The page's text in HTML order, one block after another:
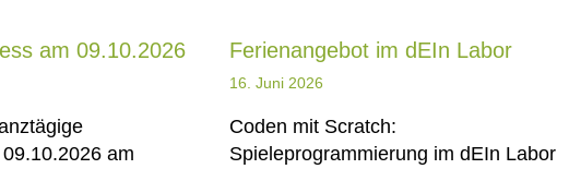
am 09.10.2026
am
Ferienangebot im dEIn Labor
16. Juni 2026
Coden mit Scratch:
Spieleprogrammierung im dEIn Labor